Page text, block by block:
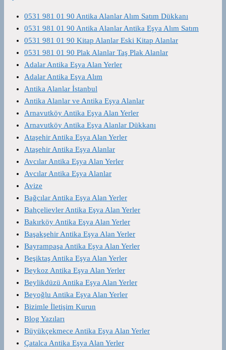
0531 981 01 90 Antika Alanlar Alım Satım Dükkanı
0531 981 01 90 Antika Alanlar Antika Eşya Alım Satım
0531 981 01 90 Kitap Alanlar Eski Kitap Alanlar
0531 981 01 90 Plak Alanlar Taş Plak Alanlar
Adalar Antika Eşya Alan Yerler
Adalar Antika Eşya Alım
Antika Alanlar İstanbul
Antika Alanlar ve Antika Eşya Alanlar
Arnavutköy Antika Eşya Alan Yerler
Arnavutköy Antika Eşya Alanlar Dükkanı
Ataşehir Antika Eşya Alan Yerler
Ataşehir Antika Eşya Alanlar
Avcılar Antika Eşya Alan Yerler
Avcılar Antika Eşya Alanlar
Avize
Bağcılar Antika Eşya Alan Yerler
Bahçelievler Antika Eşya Alan Yerler
Bakırköy Antika Eşya Alan Yerler
Başakşehir Antika Eşya Alan Yerler
Bayrampaşa Antika Eşya Alan Yerler
Beşiktaş Antika Eşya Alan Yerler
Beykoz Antika Eşya Alan Yerler
Beylikdüzü Antika Eşya Alan Yerler
Beyoğlu Antika Eşya Alan Yerler
Bizimle İletişim Kurun
Blog Yazıları
Büyükçekmece Antika Eşya Alan Yerler
Çatalca Antika Eşya Alan Yerler